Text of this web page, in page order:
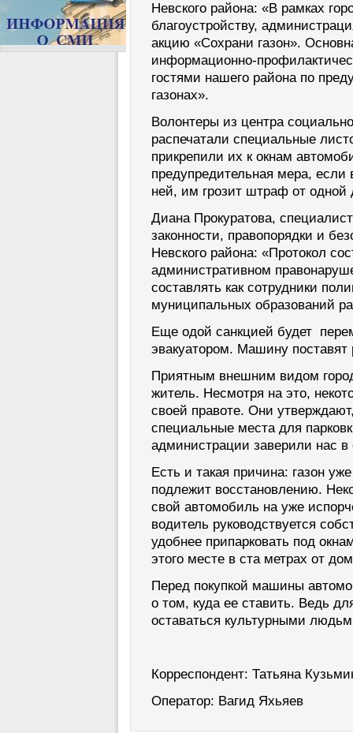
Невского района: «В рамках
благоустройству,
акцию «Сохрани газон».
информационно-
гостями нашего района по
газонах».
Волонтеры из центра
распечатали специальные
прикрепили их к окнам
предупредительная мера,
ней, им грозит штраф от одной
Диана Прокуратова,
законности, правопорядки и
Невского района: «Протокол
административном
составлять как сотрудники
муниципальных образований
Еще одой санкцией будет
эвакуатором. Машину
Приятным внешним видом
житель. Несмотря на это,
своей правоте. Они
специальные места для
администрации заверили нас в
Есть и такая причина: газон
подлежит восстановлению.
свой автомобиль на уже
водитель руководствуется
удобнее припарковать под
этого месте в ста метрах от
Перед покупкой машины
о том, куда ее ставить. Ведь
оставаться культурными
Корреспондент: Татьяна
Оператор: Вагид Яхьяев